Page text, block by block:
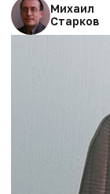
Михаил
Старков